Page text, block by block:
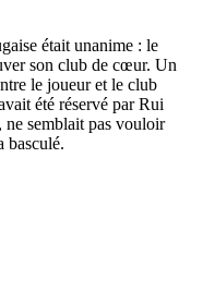
était unanime : le
son club de cœur. Un
le joueur et le club
été réservé par Rui
ne semblait pas vouloir
basculé.